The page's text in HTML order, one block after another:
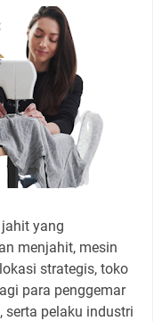
yang
menjahit, mesin
strategis, toko
para penggemar
serta pelaku industri